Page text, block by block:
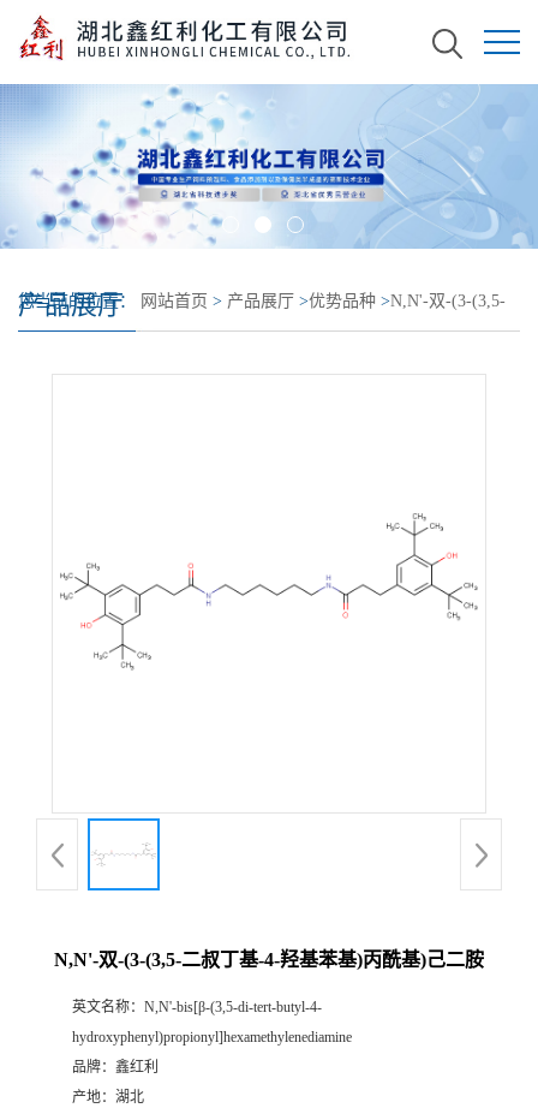
产品展厅
您当前的位置： 网站首页 > 产品展厅 >优势品种 >N,N'-双-(3-(3,5-
N,N'-双-(3-(3,5-二叔丁基-4-羟基苯基)丙酰基)己二胺
英文名称： N,N'-bis[β-(3,5-di-tert-butyl-4-
hydroxyphenyl)propionyl]hexamethylenediamine
品牌： 鑫红利
产地： 湖北